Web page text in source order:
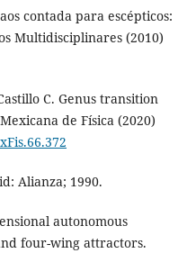
contada para escépticos:
Multidisciplinares (2010)
C. Genus transition
de Física (2020)
Alianza; 1990.
autonomous
four-wing attractors.